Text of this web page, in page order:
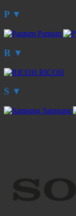
P ▼
Pantum
R ▼
RICOH
S ▼
Samsung